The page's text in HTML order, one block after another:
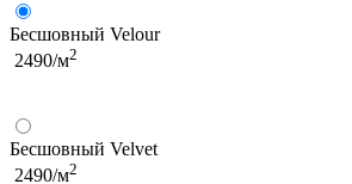
Бесшовный Velour
2490/м2
Бесшовный Velvet
2490/м2